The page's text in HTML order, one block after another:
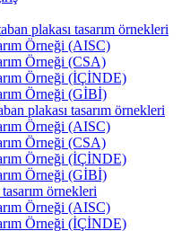
plakası tasarım örnekleri
Örneği (AISC)
Örneği (CSA)
Örneği (İÇİNDE)
Örneği (GİBİ)
plakası tasarım örnekleri
Örneği (AISC)
Örneği (CSA)
Örneği (İÇİNDE)
Örneği (GİBİ)
örnekleri
Örneği (AISC)
Örneği (İÇİNDE)